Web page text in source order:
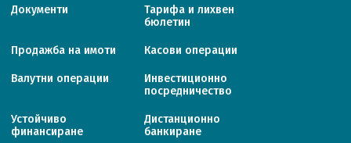
Документи
Тарифa и лихвен
бюлетин
Продажба на имоти Касови операции
Валутни операции
Инвестиционно
посредничество
Устойчиво
финансиране
Дистанционно
банкиране